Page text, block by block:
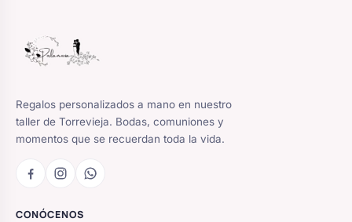
Regalos personalizados a mano en nuestro
taller de Torrevieja. Bodas, comuniones y
momentos que se recuerdan toda la vida.
CONÓCENOS